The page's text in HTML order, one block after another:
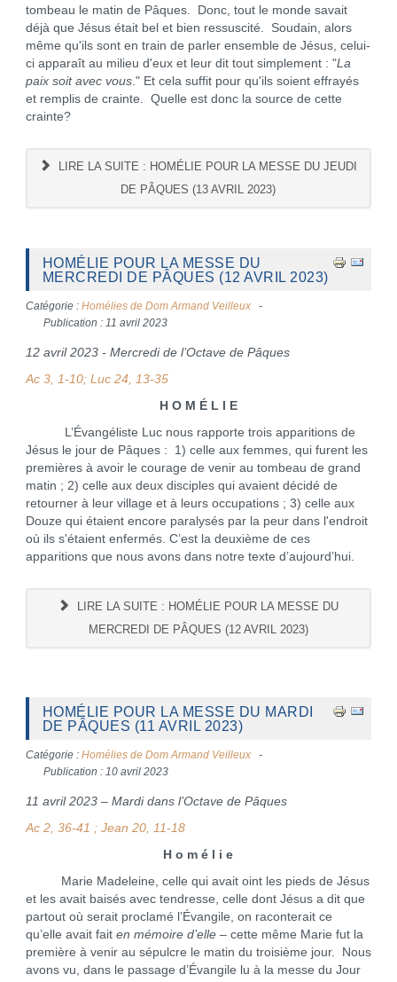
tombeau le matin de Pâques. Donc, tout le monde savait
déjà que Jésus était bel et bien ressuscité. Soudain, alors
même qu'ils sont en train de parler ensemble de Jésus, celui-
ci apparaît au milieu d'eux et leur dit tout simplement : "La
paix soit avec vous." Et cela suffit pour qu'ils soient effrayés
et remplis de crainte. Quelle est donc la source de cette
crainte?
LIRE LA SUITE : HOMÉLIE POUR LA MESSE DU JEUDI
DE PÂQUES (13 AVRIL 2023)
HOMÉLIE POUR LA MESSE DU
MERCREDI DE PÂQUES (12 AVRIL 2023)
Catégorie : Homélies de Dom Armand Veilleux
Publication : 11 avril 2023
12 avril 2023 - Mercredi de l’Octave de Pâques
Ac 3, 1-10; Luc 24, 13-35
H O M É L I E
L’Évangéliste Luc nous rapporte trois apparitions de
Jésus le jour de Pâques : 1) celle aux femmes, qui furent les
premières à avoir le courage de venir au tombeau de grand
matin ; 2) celle aux deux disciples qui avaient décidé de
retourner à leur village et à leurs occupations ; 3) celle aux
Douze qui étaient encore paralysés par la peur dans l'endroit
où ils s'étaient enfermés. C’est la deuxième de ces
apparitions que nous avons dans notre texte d’aujourd’hui.
LIRE LA SUITE : HOMÉLIE POUR LA MESSE DU
MERCREDI DE PÂQUES (12 AVRIL 2023)
HOMÉLIE POUR LA MESSE DU MARDI
DE PÂQUES (11 AVRIL 2023)
Catégorie : Homélies de Dom Armand Veilleux
Publication : 10 avril 2023
11 avril 2023 – Mardi dans l’Octave de Pâques
Ac 2, 36-41 ; Jean 20, 11-18
H o m é l i e
Marie Madeleine, celle qui avait oint les pieds de Jésus
et les avait baisés avec tendresse, celle dont Jésus a dit que
partout où serait proclamé l’Évangile, on raconterait ce
qu’elle avait fait en mémoire d’elle– cette même Marie fut la
première à venir au sépulcre le matin du troisième jour. Nous
avons vu, dans le passage d’Évangile lu à la messe du Jour